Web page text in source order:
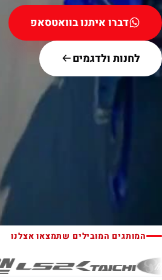
דברו איתנו בוואטסאפ
לחנות ולדגמים
המותגים המובילים שתמצאו אצלנו